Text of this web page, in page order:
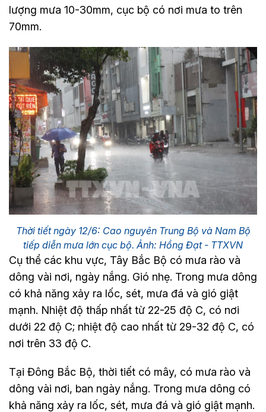
lượng mưa 10-30mm, cục bộ có nơi mưa to trên
70mm.
Thời tiết ngày 12/6: Cao nguyên Trung Bộ và Nam Bộ
tiếp diễn mưa lớn cục bộ. Ảnh: Hồng Đạt - TTXVN
Cụ thể các khu vực, Tây Bắc Bộ có mưa rào và
dông vài nơi, ngày nắng. Gió nhẹ. Trong mưa dông
có khả năng xảy ra lốc, sét, mưa đá và gió giật
mạnh. Nhiệt độ thấp nhất từ 22-25 độ C, có nơi
dưới 22 độ C; nhiệt độ cao nhất từ 29-32 độ C, có
nơi trên 33 độ C.
Tại Đông Bắc Bộ, thời tiết có mây, có mưa rào và
dông vài nơi, ban ngày nắng. Trong mưa dông có
khả năng xảy ra lốc, sét, mưa đá và gió giật mạnh.